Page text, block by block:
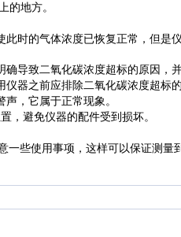
的地方。
此时的气体浓度已恢复正常，但是
确导致二氧化碳浓度超标的原因，
仪器之前应排除二氧化碳浓度超标
声 ，它属于正常现象。
， 避免仪器的配件受到损坏。
些使用事项，这样可以保证测量